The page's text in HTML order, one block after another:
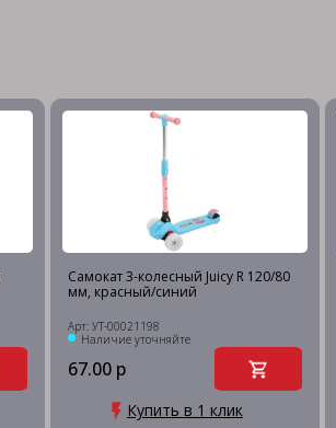
Самокат 3-колесный Juicy R 120/80
мм, красный/синий
Арт: УТ-00021198
Наличие уточняйте
67.00 р
Купить в 1 клик